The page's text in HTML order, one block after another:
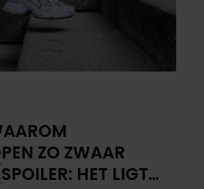
ZO ZWAAR
HET LIGT